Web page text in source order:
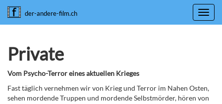
der-andere-film.ch
Private
Vom Psycho-Terror eines aktuellen Krieges
Fast täglich vernehmen wir von Krieg und Terror im Nahen Osten,
sehen mordende Truppen und mordende Selbstmörder, hören von